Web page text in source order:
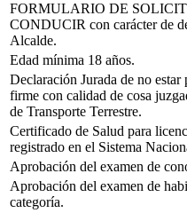
FORMULARIO DE
CONDUCIR con carácter de
Alcalde.
Edad mínima 18 años.
Declaración Jurada de no
firme con calidad de cosa
de Transporte Terrestre.
Certificado de Salud para
registrado en el Sistema
Aprobación del examen de
Aprobación del examen de
categoría.